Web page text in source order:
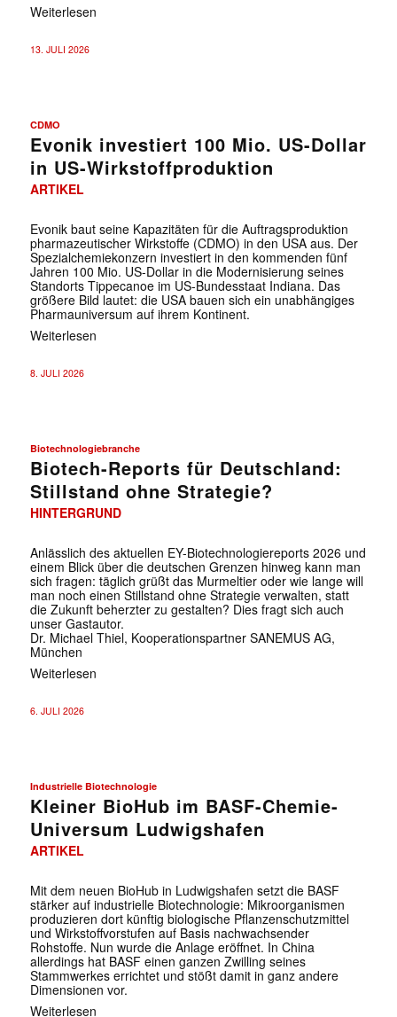
Weiterlesen
13. JULI 2026
CDMO
Evonik investiert 100 Mio. US-Dollar
in US-Wirkstoffproduktion
ARTIKEL
Evonik baut seine Kapazitäten für die Auftragsproduktion
pharmazeutischer Wirkstoffe (CDMO) in den USA aus. Der
Spezialchemiekonzern investiert in den kommenden fünf
Jahren 100 Mio. US-Dollar in die Modernisierung seines
Standorts Tippecanoe im US-Bundesstaat Indiana. Das
größere Bild lautet: die USA bauen sich ein unabhängiges
Pharmauniversum auf ihrem Kontinent.
Weiterlesen
8. JULI 2026
Biotechnologiebranche
Biotech-Reports für Deutschland:
Stillstand ohne Strategie?
HINTERGRUND
Anlässlich des aktuellen EY-Biotechnologiereports 2026 und
einem Blick über die deutschen Grenzen hinweg kann man
sich fragen: täglich grüßt das Murmeltier oder wie lange will
man noch einen Stillstand ohne Strategie verwalten, statt
die Zukunft beherzter zu gestalten? Dies fragt sich auch
unser Gastautor.
Dr. Michael Thiel, Kooperationspartner SANEMUS AG,
München
Weiterlesen
6. JULI 2026
Industrielle Biotechnologie
Kleiner BioHub im BASF-Chemie-
Universum Ludwigshafen
ARTIKEL
Mit dem neuen BioHub in Ludwigshafen setzt die BASF
stärker auf industrielle Biotechnologie: Mikroorganismen
produzieren dort künftig biologische Pflanzenschutzmittel
und Wirkstoffvorstufen auf Basis nachwachsender
Rohstoffe. Nun wurde die Anlage eröffnet. In China
allerdings hat BASF einen ganzen Zwilling seines
Stammwerkes errichtet und stößt damit in ganz andere
Dimensionen vor.
Weiterlesen